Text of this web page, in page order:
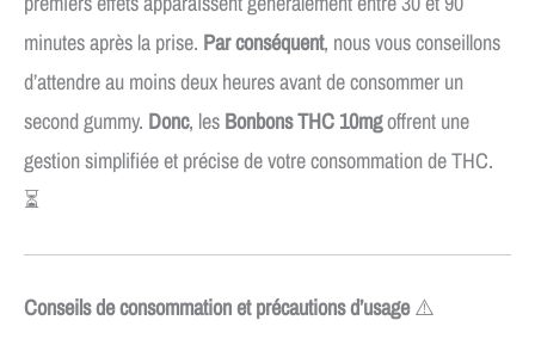
minutes après la prise. Par conséquent, nous vous conseillons
d’attendre au moins deux heures avant de consommer un
second gummy. Donc, les Bonbons THC 10mgoffrent une
gestion simplifiée et précise de votre consommation de THC.
⏳
Conseils de consommation et précautions d’usage⚠️